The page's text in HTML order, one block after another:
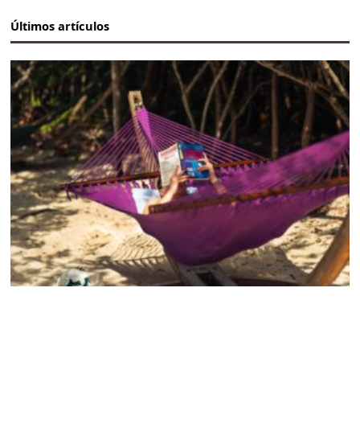
Últimos artículos